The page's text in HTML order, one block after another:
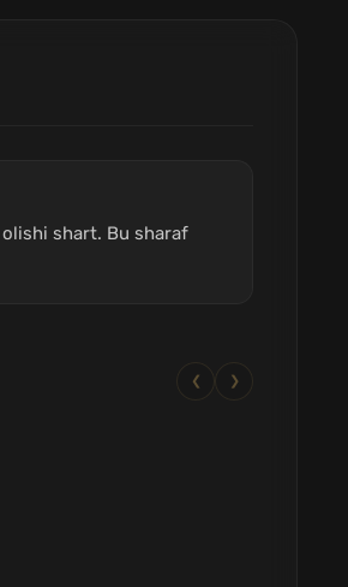
shart. Bu sharaf
❮ ❯